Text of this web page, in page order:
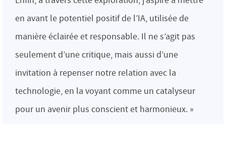
en avant le potentiel positif de l’IA, utilisée de
manière éclairée et responsable. Il ne s’agit pas
seulement d’une critique, mais aussi d’une
invitation à repenser notre relation avec la
technologie, en la voyant comme un catalyseur
pour un avenir plus conscient et harmonieux. »